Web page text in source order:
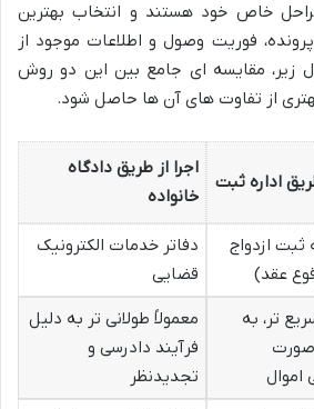
خاص خود هستند و انتخاب بهترین
فوریت وصول و اطلاعات موجود از
زیر، مقایسه ای جامع بین این دو روش
از تفاوت های آن ها حاصل شود.
اداره ثبت
اجرا از طریق دادگاه
خانواده
ثبت ازدواج
عقد)
دفاتر خدمات الکترونیک
قضایی
تر، به
صورت
اموال
معمولاً طولانی تر به دلیل
فرآیند دادرسی و
تجدیدنظر